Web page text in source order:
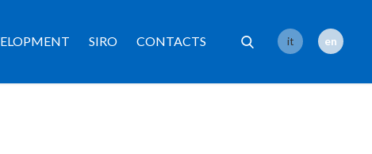
SIRO CONTACTS it en